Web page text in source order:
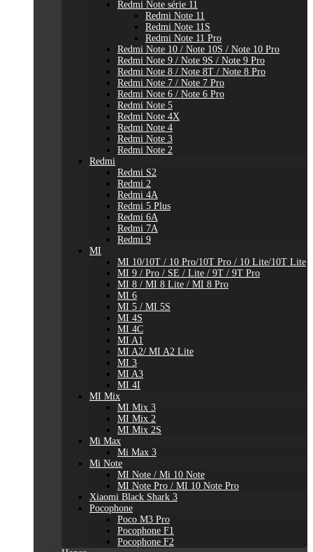
Redmi Note série 11
Redmi Note 11
Redmi Note 11S
Redmi Note 11 Pro
Redmi Note 10 / Note 10S / Note 10 Pro
Redmi Note 9 / Note 9S / Note 9 Pro
Redmi Note 8 / Note 8T / Note 8 Pro
Redmi Note 7 / Note 7 Pro
Redmi Note 6 / Note 6 Pro
Redmi Note 5
Redmi Note 4X
Redmi Note 4
Redmi Note 3
Redmi Note 2
Redmi
Redmi S2
Redmi 2
Redmi 4A
Redmi 5 Plus
Redmi 6A
Redmi 7A
Redmi 9
MI
MI 10/10T / 10 Pro/10T Pro / 10 Lite/10T Lite
MI 9 / Pro / SE / Lite / 9T / 9T Pro
MI 8 / MI 8 Lite / MI 8 Pro
MI 6
MI 5 / MI 5S
MI 4S
MI 4C
MI A1
MI A2/ MI A2 Lite
MI 3
MI A3
MI 4I
MI Mix
MI Mix 3
MI Mix 2
MI Mix 2S
Mi Max
Mi Max 3
Mi Note
MI Note / Mi 10 Note
MI Note Pro / MI 10 Note Pro
Xiaomi Black Shark 3
Pocophone
Poco M3 Pro
Pocophone F1
Pocophone F2